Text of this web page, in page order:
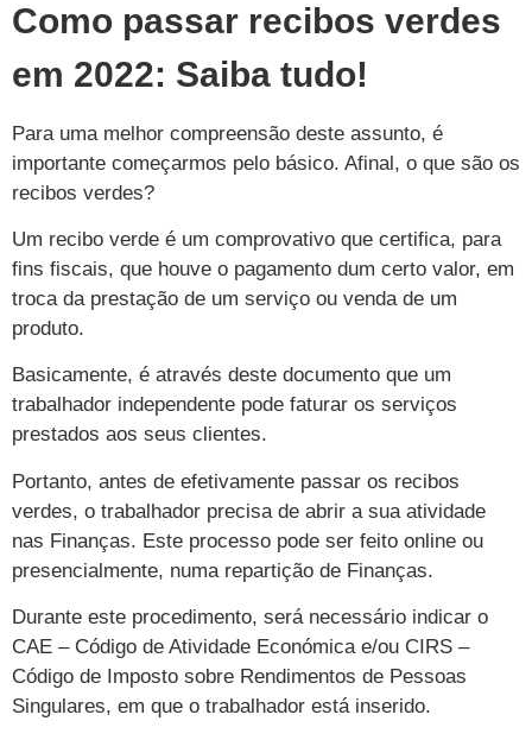
Como passar recibos verdes
em 2022: Saiba tudo!
Para uma melhor compreensão deste assunto, é
importante começarmos pelo básico. Afinal, o que são os
recibos verdes?
Um recibo verde é um comprovativo que certifica, para
fins fiscais, que houve o pagamento dum certo valor, em
troca da prestação de um serviço ou venda de um
produto.
Basicamente, é através deste documento que um
trabalhador independente pode faturar os serviços
prestados aos seus clientes.
Portanto, antes de efetivamente passar os recibos
verdes, o trabalhador precisa de abrir a sua atividade
nas Finanças. Este processo pode ser feito online ou
presencialmente, numa repartição de Finanças.
Durante este procedimento, será necessário indicar o
CAE – Código de Atividade Económica e/ou CIRS –
Código de Imposto sobre Rendimentos de Pessoas
Singulares, em que o trabalhador está inserido.